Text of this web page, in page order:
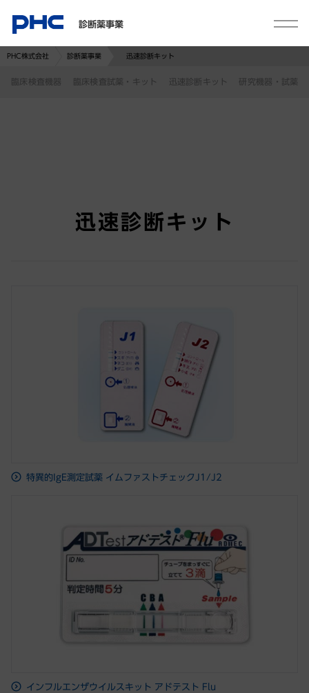
診断薬事業
PHC株式会社 診断薬事業 迅速診断キット
臨床検査機器 臨床検査試薬・キット 迅速診断キット 研究機器・試薬
迅速診断キット
特異的IgE測定試薬 イムファストチェックJ1/J2
インフルエンザウイルスキット アドテスト Flu